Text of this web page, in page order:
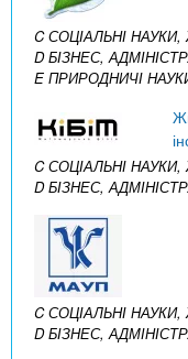
C СОЦІАЛЬНІ
D БІЗНЕС,
E ПРИРОДНИЧІ
C СОЦІАЛЬНІ
D БІЗНЕС,
C СОЦІАЛЬНІ
D БІЗНЕС,